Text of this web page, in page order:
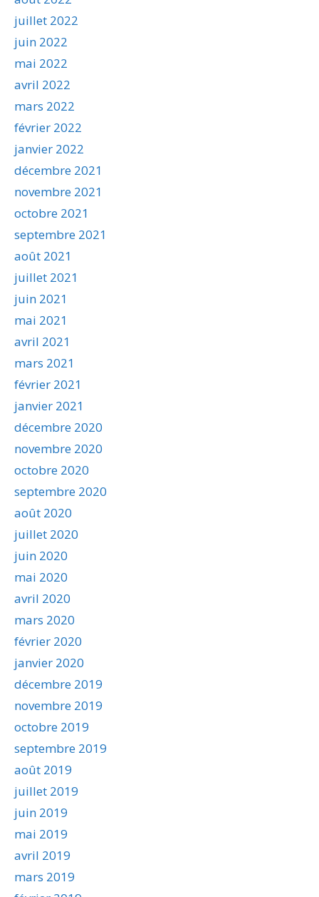
juillet 2022
juin 2022
mai 2022
avril 2022
mars 2022
février 2022
janvier 2022
décembre 2021
novembre 2021
octobre 2021
septembre 2021
août 2021
juillet 2021
juin 2021
mai 2021
avril 2021
mars 2021
février 2021
janvier 2021
décembre 2020
novembre 2020
octobre 2020
septembre 2020
août 2020
juillet 2020
juin 2020
mai 2020
avril 2020
mars 2020
février 2020
janvier 2020
décembre 2019
novembre 2019
octobre 2019
septembre 2019
août 2019
juillet 2019
juin 2019
mai 2019
avril 2019
mars 2019